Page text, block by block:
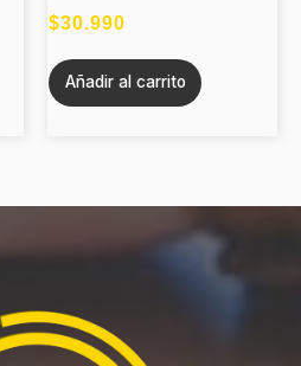
$30.990
Añadir al carrito